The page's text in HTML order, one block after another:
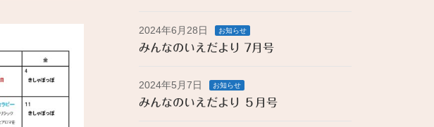
2024年6月28日 お知らせ
みんなのいえだより 7月号
2024年5月7日 お知らせ
みんなのいえだより ５月号